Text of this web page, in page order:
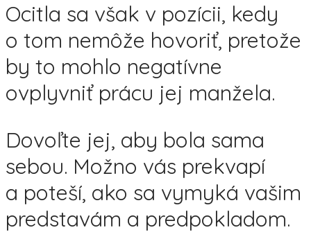
Ocitla sa však v pozícii, kedy
o tom nemôže hovoriť, pretože
by to mohlo negatívne
ovplyvniť prácu jej manžela.
Dovoľte jej, aby bola sama
sebou. Možno vás prekvapí
a poteší, ako sa vymyká vašim
predstavám a predpokladom.